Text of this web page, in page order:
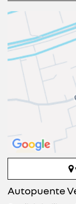
Autopuente